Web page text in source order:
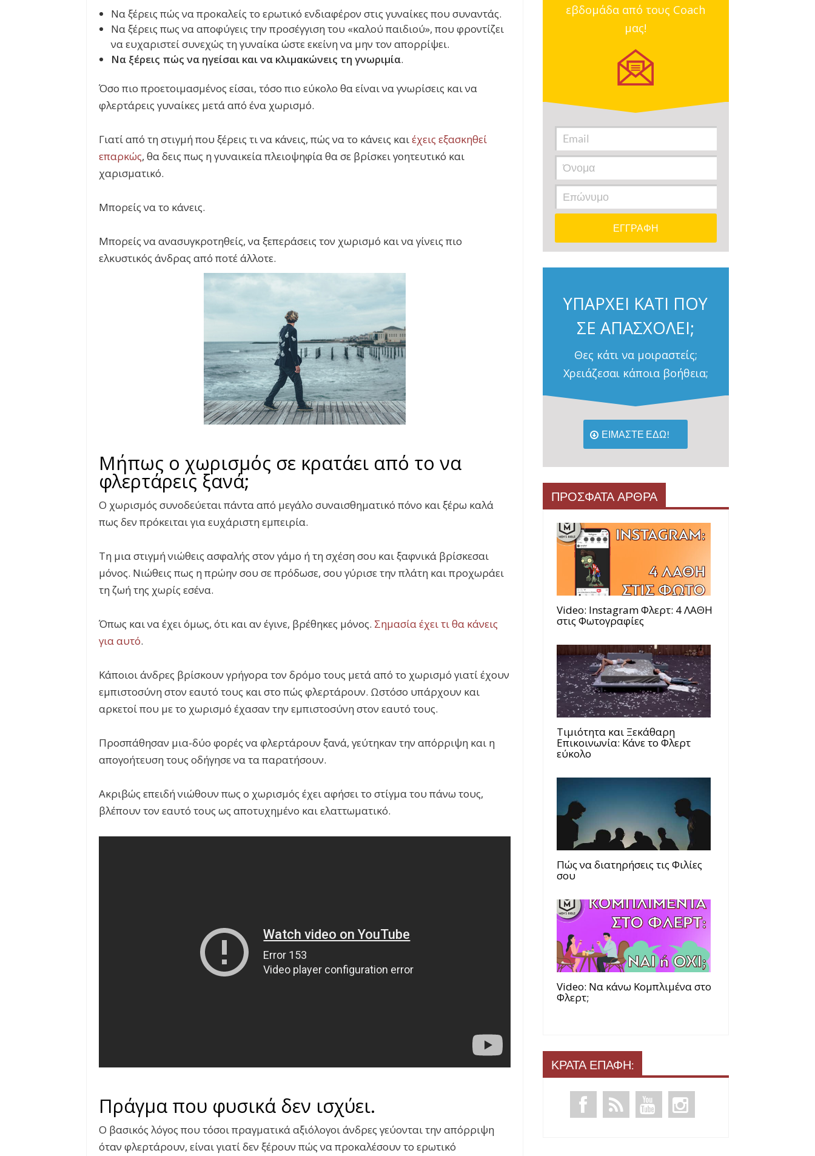
Να ξέρεις πώς να προκαλείς το ερωτικό ενδιαφέρον στις γυναίκες που συναντάς.
Να ξέρεις πως να αποφύγεις την προσέγγιση του «καλού παιδιού», που φροντίζει
να ευχαριστεί συνεχώς τη γυναίκα ώστε εκείνη να μην τον απορρίψει.
Να ξέρεις πώς να ηγείσαι και να κλιμακώνεις τη γνωριμία.
Όσο πιο προετοιμασμένος είσαι, τόσο πιο εύκολο θα είναι να γνωρίσεις και να
φλερτάρεις γυναίκες μετά από ένα χωρισμό.
Γιατί από τη στιγμή που ξέρεις τι να κάνεις, πώς να το κάνεις καιέχεις εξασκηθεί
επαρκώς, θα δεις πως η γυναικεία πλειοψηφία θα σε βρίσκει γοητευτικό και
χαρισματικό.
Μπορείς να το κάνεις.
Μπορείς να ανασυγκροτηθείς, να ξεπεράσεις τον χωρισμό και να γίνεις πιο
ελκυστικός άνδρας από ποτέ άλλοτε.
Μήπως ο χωρισμός σε κρατάει από το να
φλερτάρεις ξανά;
Ο χωρισμός συνοδεύεται πάντα από μεγάλο συναισθηματικό πόνο και ξέρω καλά
πως δεν πρόκειται για ευχάριστη εμπειρία.
Τη μια στιγμή νιώθεις ασφαλής στον γάμο ή τη σχέση σου και ξαφνικά βρίσκεσαι
μόνος. Νιώθεις πως η πρώην σου σε πρόδωσε, σου γύρισε την πλάτη και προχωράει
τη ζωή της χωρίς εσένα.
Όπως και να έχει όμως, ότι και αν έγινε, βρέθηκες μόνος. Σημασία έχει τι θα κάνεις
για αυτό.
Κάποιοι άνδρες βρίσκουν γρήγορα τον δρόμο τους μετά από το χωρισμό γιατί έχουν
εμπιστοσύνη στον εαυτό τους και στο πώς φλερτάρουν. Ωστόσο υπάρχουν και
αρκετοί που με το χωρισμό έχασαν την εμπιστοσύνη στον εαυτό τους.
Προσπάθησαν μια-δύο φορές να φλερτάρουν ξανά, γεύτηκαν την απόρριψη και η
απογοήτευση τους οδήγησε να τα παρατήσουν.
Ακριβώς επειδή νιώθουν πως ο χωρισμός έχει αφήσει το στίγμα του πάνω τους,
βλέπουν τον εαυτό τους ως αποτυχημένο και ελαττωματικό.
Πράγμα που φυσικά δεν ισχύει.
Ο βασικός λόγος που τόσοι πραγματικά αξιόλογοι άνδρες γεύονται την απόρριψη
όταν φλερτάρουν, είναι γιατί δεν ξέρουν πώς να προκαλέσουν το ερωτικό
εβδομάδα από τους Coach
μας!
ΥΠΑΡΧΕΙ ΚΑΤΙ ΠΟΥ
ΣΕ ΑΠΑΣΧΟΛΕΙ;
Θες κάτι να μοιραστείς;
Χρειάζεσαι κάποια βοήθεια;
ΕΙΜΑΣΤΕ ΕΔΩ!
ΠΡΟΣΦΑΤΑ ΑΡΘΡΑ
Video: Instagram Φλερτ: 4 ΛΑΘΗ
στις Φωτογραφίες
Τιμιότητα και Ξεκάθαρη
Επικοινωνία: Κάνε το Φλερτ
εύκολο
Πώς να διατηρήσεις τις Φιλίες
σου
Video: Να κάνω Κομπλιμένα στο
Φλερτ;
ΚΡΑΤΑ ΕΠΑΦΗ: